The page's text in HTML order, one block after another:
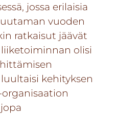
jossa erilaisia
vuoden
ratkaisut jäävät
olisi
kehityksen